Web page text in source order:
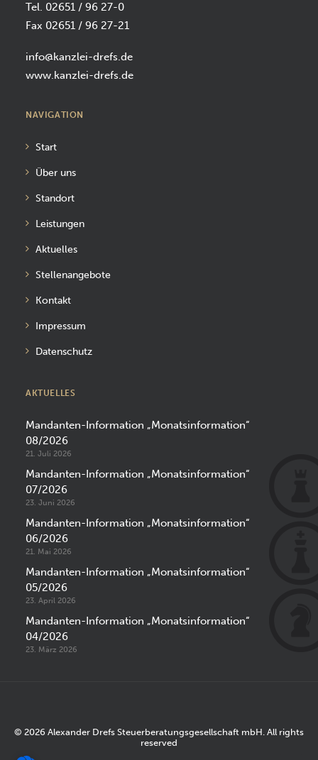
Tel. 02651 / 96 27-0
Fax 02651 / 96 27-21
info@kanzlei-drefs.de
www.kanzlei-drefs.de
NAVIGATION
Start
Über uns
Standort
Leistungen
Aktuelles
Stellenangebote
Kontakt
Impressum
Datenschutz
AKTUELLES
Mandanten-Information „Monatsinformation“
08/2026
21. Juli 2026
Mandanten-Information „Monatsinformation“
07/2026
23. Juni 2026
Mandanten-Information „Monatsinformation“
06/2026
21. Mai 2026
Mandanten-Information „Monatsinformation“
05/2026
23. April 2026
Mandanten-Information „Monatsinformation“
04/2026
23. März 2026
© 2026 Alexander Drefs Steuerberatungsgesellschaft mbH. All rights
reserved